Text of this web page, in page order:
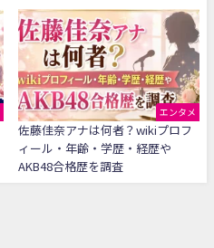
エンタメ
佐藤佳奈アナは何者？wikiプロフ
ィール・年齢・学歴・経歴や
AKB48合格歴を調査